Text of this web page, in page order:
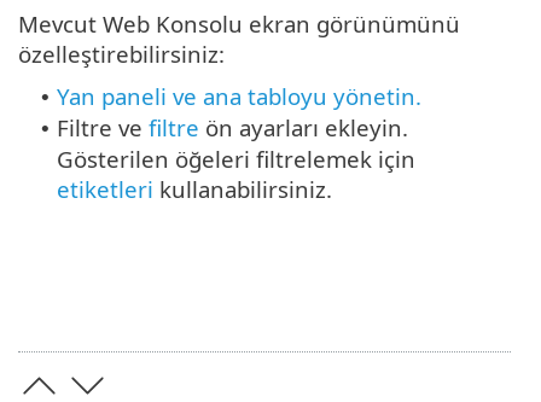
Mevcut Web Konsolu ekran görünümünü
özelleştirebilirsiniz:
• Yan paneli ve ana tabloyu yönetin.
• Filtre ve filtre ön ayarları ekleyin.
Gösterilen öğeleri filtrelemek için
etiketleri kullanabilirsiniz.